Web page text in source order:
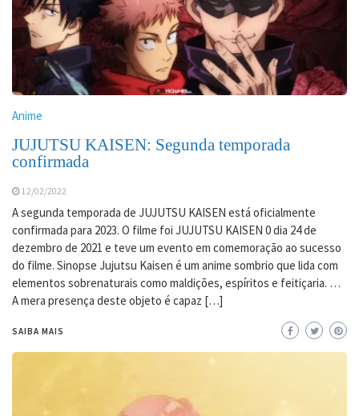
Anime
JUJUTSU KAISEN: Segunda temporada
confirmada
12/02/2022
A segunda temporada de JUJUTSU KAISEN está oficialmente
confirmada para 2023. O filme foi JUJUTSU KAISEN 0 dia 24 de
dezembro de 2021 e teve um evento em comemoração ao sucesso
do filme. Sinopse Jujutsu Kaisen é um anime sombrio que lida com
elementos sobrenaturais como maldições, espíritos e feitiçaria. …
A mera presença deste objeto é capaz […]
SAIBA MAIS